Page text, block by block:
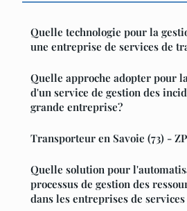
Quelle technologie pour la
une entreprise de services de
Quelle approche adopter pour
d'un service de gestion des
grande entreprise?
Transporteur en Savoie (73) -
Quelle solution pour
processus de gestion des
dans les entreprises de